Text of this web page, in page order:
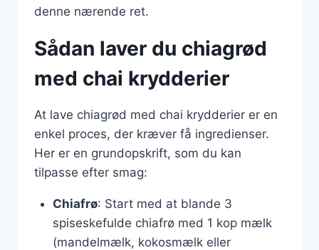
denne nærende ret.
Sådan laver du chiagrød
med chai krydderier
At lave chiagrød med chai krydderier er en
enkel proces, der kræver få ingredienser.
Her er en grundopskrift, som du kan
tilpasse efter smag:
Chiafrø: Start med at blande 3
spiseskefulde chiafrø med 1 kop mælk
(mandelmælk, kokosmælk eller